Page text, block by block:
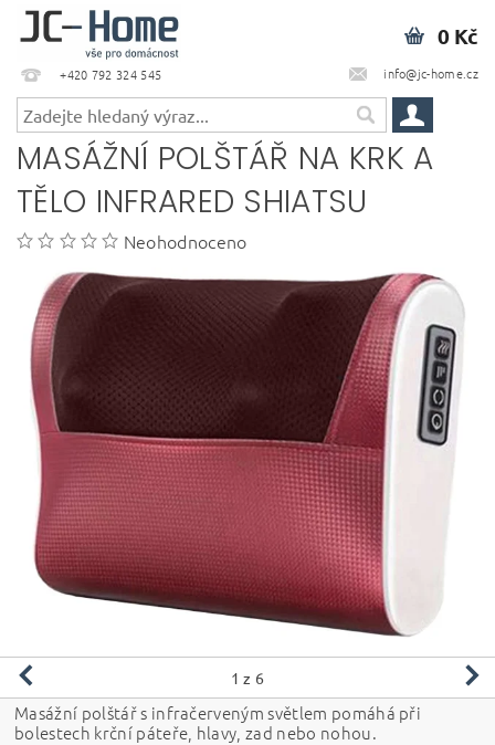
+420 792 324 545 info@jc-home.cz
0 Kč
MASÁŽNÍ POLŠTÁŘ NA KRK A
TĚLO INFRARED SHIATSU
Neohodnoceno
1 z 6
Masážní polštář s infračerveným světlem pomáhá při
bolestech krční páteře, hlavy, zad nebo nohou.